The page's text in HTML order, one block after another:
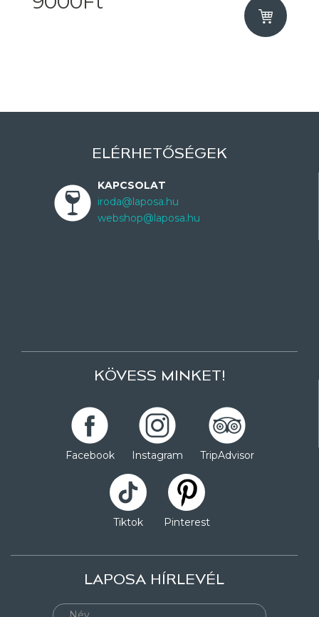
ELÉRHETŐSÉGEK
KAPCSOLAT
iroda@laposa.hu
webshop@laposa.hu
KÖVESS MINKET!
Facebook Instagram TripAdvisor
Tiktok Pinterest
LAPOSA HÍRLEVÉL